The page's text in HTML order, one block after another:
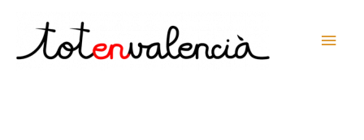
contingut